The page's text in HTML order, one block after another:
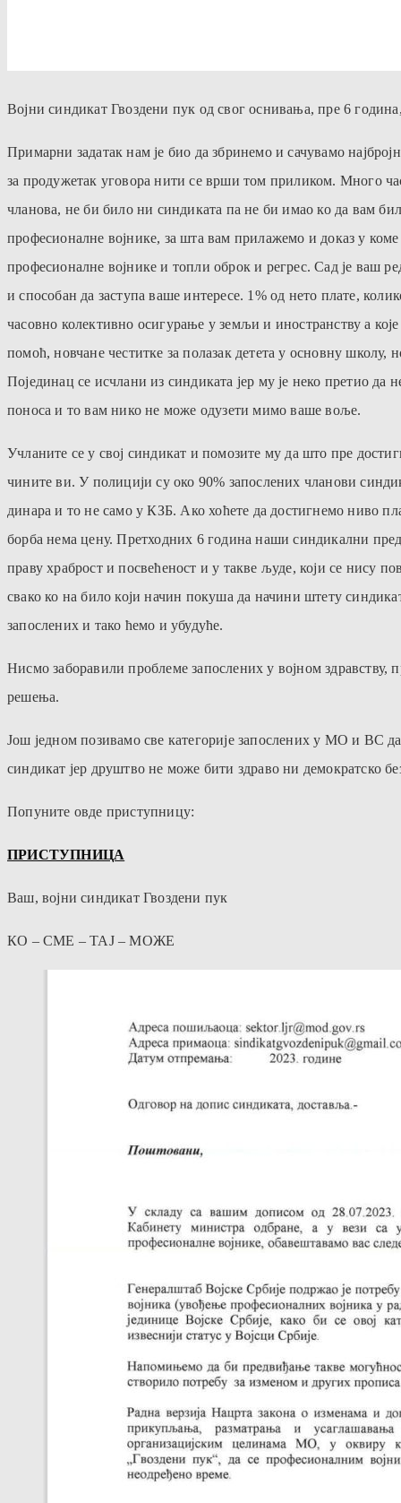
Војни синдикат Гвоздени пук од свог оснивања, пре 6
Примарни задатак нам је био да збринемо и сачувамо
за продужетак уговора нити се врши том приликом. Много
чланова, не би било ни синдиката па не би имао ко да вам
професионалне војнике, за шта вам прилажемо и доказ у
професионалне војнике и топли оброк и регрес. Сад је ваш
и способан да заступа ваше интересе. 1% од нето плате,
часовно колективно осигурање у земљи и иностранству а
помоћ, новчане честитке за полазак детета у основну
Појединац се исчлани из синдиката јер му је неко претио да
поноса и то вам нико не може одузети мимо ваше воље.
Учланите се у свој синдикат и помозите му да што пре
чините ви. У полицији су око 90% запослених чланови
динара и то не само у КЗБ. Ако хоћете да достигнемо ниво
борба нема цену. Претходних 6 година наши синдикални
праву храброст и посвећеност и у такве људе, који се нису
свако ко на било који начин покуша да начини штету
запослених и тако ћемо и убудуће.
Нисмо заборавили проблеме запослених у војном
решења.
Још једном позивамо све категорије запослених у МО и ВС
синдикат јер друштво не може бити здраво ни демократско
Попуните овде приступницу:
ПРИСТУПНИЦА
Ваш, војни синдикат Гвоздени пук
КО – СМЕ – ТАЈ – МОЖЕ